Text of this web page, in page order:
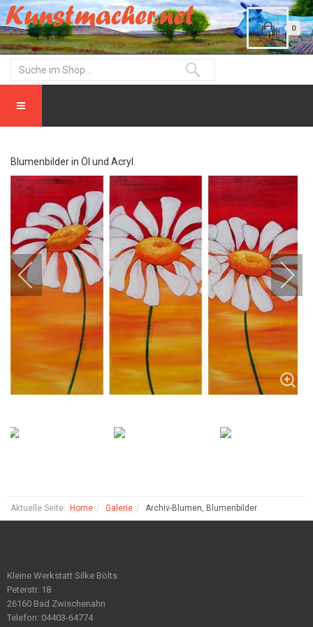
0
Blumenbilder in Öl und Acryl.
Aktuelle Seite: Home Galerie Archiv-Blumen, Blumenbilder
Kleine Werkstatt Silke Bölts
Peterstr. 18
26160 Bad Zwischenahn
Telefon: 04403-64774